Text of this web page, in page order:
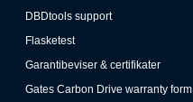
DBDtools support
Flasketest
Garantibeviser & certifikater
Gates Carbon Drive warranty form